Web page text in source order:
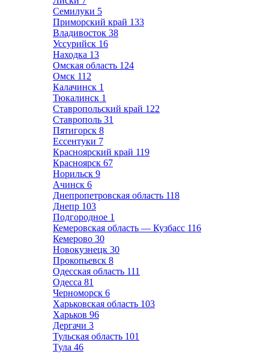
Семилуки 5
Приморский край 133
Владивосток 38
Уссурийск 16
Находка 13
Омская область 124
Омск 112
Калачинск 1
Тюкалинск 1
Ставропольский край 122
Ставрополь 31
Пятигорск 8
Ессентуки 7
Красноярский край 119
Красноярск 67
Норильск 9
Ачинск 6
Днепропетровская область 118
Днепр 103
Подгородное 1
Кемеровская область — Кузбасс 116
Кемерово 30
Новокузнецк 30
Прокопьевск 8
Одесская область 111
Одесса 81
Черноморск 6
Харьковская область 103
Харьков 96
Дергачи 3
Тульская область 101
Тула 46